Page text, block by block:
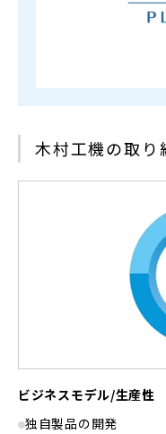
木村工機の取り
ビジネスモデル/生産性
独自製品の開発